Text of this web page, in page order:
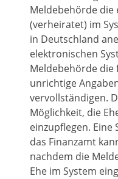
Meldebehörde die
(verheiratet) im
in Deutschland
elektronischen
Meldebehörde die
unrichtige
vervollständigen.
Möglichkeit, die
einzupflegen.
das Finanzamt
nachdem die
Ehe im System